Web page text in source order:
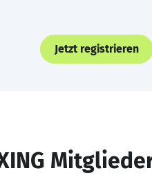
Jetzt registrieren